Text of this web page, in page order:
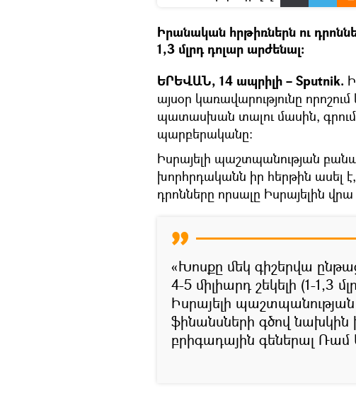
Իրանական հրթիռներն ու
1,3 մլրդ դոլար արժենալ։
ԵՐԵՎԱՆ, 14 ապրիլի – Sputnik.
այսօր կառավարությունը
պատասխան տալու մասին,
պարբերականը։
Իսրայելի պաշտպանության
խորհրդականն իր հերթին ասել
դրոնները որսալը Իսրայելին
«Խոսքը մեկ գիշերվա
4-5 միլիարդ շեկելի (1-1,3
Իսրայելի
ֆինանսների գծով
բրիգադային գեներալ